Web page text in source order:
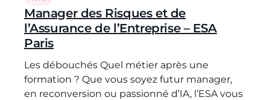
Manager des Risques et de
l’Assurance de l’Entreprise – ESA
Paris
Les débouchés Quel métier après une
formation ? Que vous soyez futur manager,
en reconversion ou passionné d’IA, l’ESA vous